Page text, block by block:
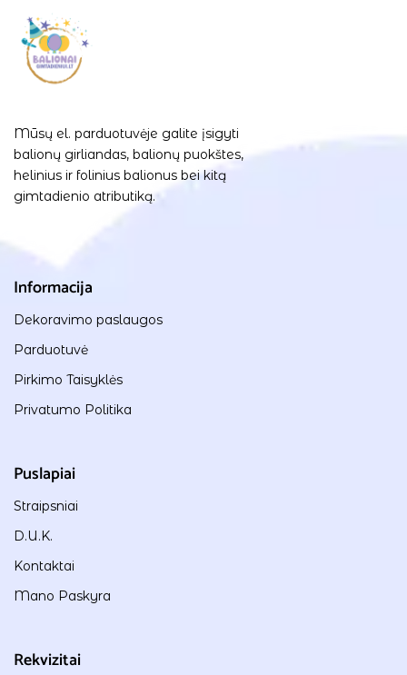
Mūsų el. parduotuvėje galite įsigyti
balionų girliandas, balionų puokštes,
helinius ir folinius balionus bei kitą
gimtadienio atributiką.
Informacija
Dekoravimo paslaugos
Parduotuvė
Pirkimo Taisyklės
Privatumo Politika
Puslapiai
Straipsniai
D.U.K.
Kontaktai
Mano Paskyra
Rekvizitai